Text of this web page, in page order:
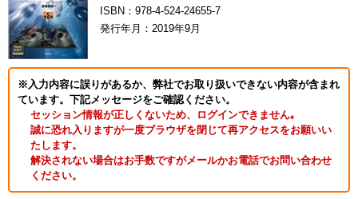
ISBN：978-4-524-24655-7
発行年月：2019年9月
※入力内容に誤りがあるか、弊社でお取り扱いできない内容が含まれ
ています。下記メッセージをご確認ください。
セッション情報が正しくないため、ログインできません｡
誠に恐れ入りますが一度ブラウザを閉じて再アクセスをお願いい
たします。
解決されない場合はお手数ですがメールかお電話でお問い合わせ
ください。